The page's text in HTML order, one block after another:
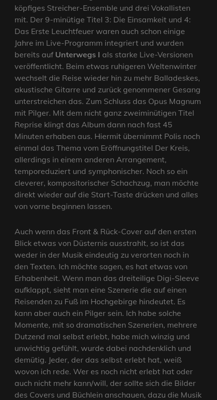
köpfiges Streicher-Ensemble und drei Vokallisten
mit. Der 9-minütige Titel 3: Die Einsamkeit und 4:
Das Erste Leuchtfeuer waren auch schon einige
Jahre im Live-Programm integriert und wurden
bereits auf Unterwegs I als starke Live-Versionen
veröffentlicht. Beim etwas ruhigeren Weltenwinter
wechselt die Reise wieder hin zu mehr Balladeskes,
akustische Gitarre und zurück genommener Gesang
unterstreichen das. Zum Schluss das Opus Magnum
mit Pilger. Mit dem nicht ganz zweiminütigen Titel
Reprise klingt das Album dann nach fast 45
Minuten erhaben aus. Hiermit übernimmt Polis noch
einmal das Thema vom Eröffnungstitel Der Kreis,
allerdings in einem anderen Arrangement,
temporeduziert und symphonischer. Noch so ein
cleverer, kompositorischer Schachzug, man möchte
direkt wieder auf die Start-Taste drücken und alles
von vorne beginnen lassen.
Auch wenn das Front & Rück-Cover auf den ersten
Blick etwas von Düsternis ausstrahlt, so ist das
weder in der Musik eindeutig zu verorten noch in
den Texten. Ich möchte sagen, es hat etwas von
Erhabenheit. Wenn man das dreiteilige Digi-Sleeve
aufklappt, sieht man eine Szenerie die auf einen
Reisenden zu Fuß im Hochgebirge hindeutet. Es
kann aber auch ein Pilger sein. Ich habe solche
Momente, mit so dramatischen Szenerien, mehrere
Dutzend mal selbst erlebt, habe mich winzig und
unwichtig gefühlt, wurde dabei nachdenklich und
demütig. Jeder, der das selbst erlebt hat, weiß
wovon ich rede. Wer es noch nicht erlebt hat oder
auch nicht mehr kann/will, der sollte sich die Bilder
des Covers und Büchlein anschauen, dazu die Musik